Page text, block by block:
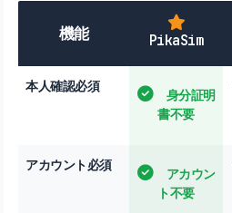
機能 PikaSim
本人確認必須
身分証明
書不要
アカウント必須
アカウン
ト不要